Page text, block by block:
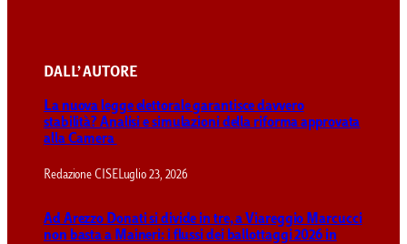
DALL’ AUTORE
La nuova legge elettorale garantisce davvero
stabilità? Analisi e simulazioni della riforma approvata
alla Camera
Redazione CISELuglio 23, 2026
Ad Arezzo Donati si divide in tre, a Viareggio Marcucci
non basta a Maineri: i flussi dei ballottaggi 2026 in